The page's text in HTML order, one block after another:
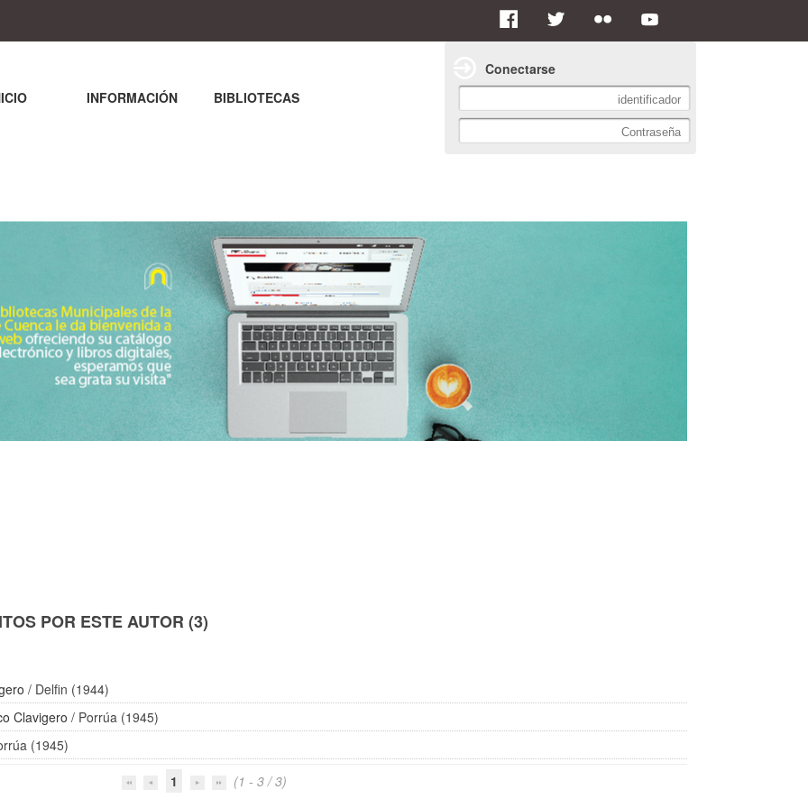
POR ESTE AUTOR (3)
/ Delfin (1944)
Clavigero / Porrúa (1945)
(1945)
1
(1 - 3 / 3)
INFORMACIÓN BIBLIOTECAS
Conectarse